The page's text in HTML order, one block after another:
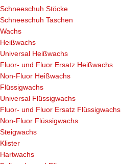
Schneeschuh Stöcke
Schneeschuh Taschen
Wachs
Heißwachs
Universal Heißwachs
Fluor- und Fluor Ersatz Heißwachs
Non-Fluor Heißwachs
Flüssigwachs
Universal Flüssigwachs
Fluor- und Fluor Ersatz Flüssigwachs
Non-Fluor Flüssigwachs
Steigwachs
Klister
Hartwachs